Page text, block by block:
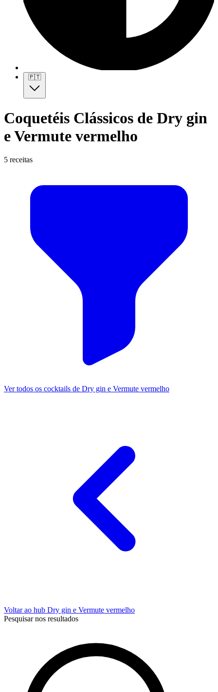
🇵🇹
Coquetéis Clássicos de Dry gin
e Vermute vermelho
5 receitas
Ver todos os cocktails de Dry gin e Vermute vermelho
Voltar ao hub Dry gin e Vermute vermelho
Pesquisar nos resultados